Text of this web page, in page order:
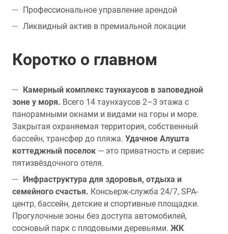
Профессиональное управление арендой
Ликвидный актив в премиальной локации
Коротко о главном
Камерный комплекс таунхаусов в заповедной
зоне у моря. Всего 14 таунхаусов 2–3 этажа с
панорамными окнами и видами на горы и море.
Закрытая охраняемая территория, собственный
бассейн, трансфер до пляжа. Удачное Алушта
коттеджный поселок — это приватность и сервис
пятизвёздочного отеля.
Инфраструктура для здоровья, отдыха и
семейного счастья. Консьерж-служба 24/7, SPA-
центр, бассейн, детские и спортивные площадки.
Прогулочные зоны без доступа автомобилей,
сосновый парк с плодовыми деревьями. ЖК